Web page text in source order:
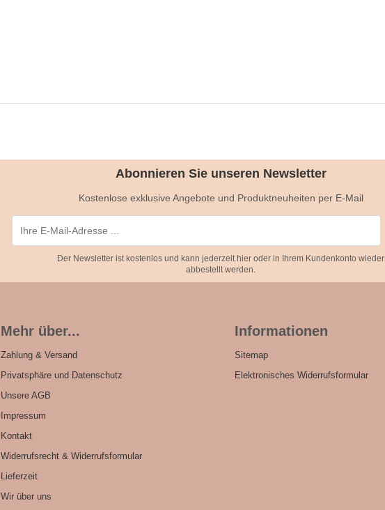
Abonnieren Sie unseren Newsletter
Kostenlose exklusive Angebote und Produktneuheiten per E-Mail
Der Newsletter ist kostenlos und kann jederzeit hier oder in Ihrem Kundenkonto wieder
abbestellt werden.
Mehr über...
Zahlung & Versand
Privatsphäre und Datenschutz
Unsere AGB
Impressum
Kontakt
Widerrufsrecht & Widerrufsformular
Lieferzeit
Wir über uns
Informationen
Sitemap
Elektronisches Widerrufsformular